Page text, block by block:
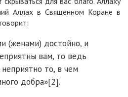
Аллах в Священном Коране в
(женами) достойно, и
вам, то ведь
то, в чем
добра»[2].